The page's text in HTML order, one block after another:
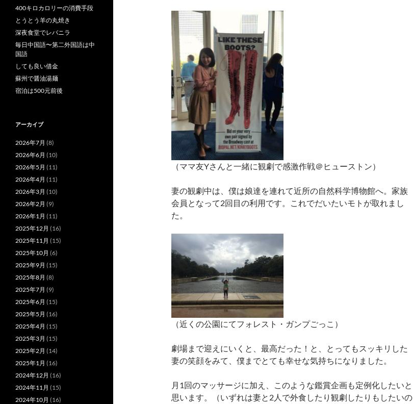
（ママ友Yさんと一緒に観劇で感激作戦＠ヒューストン）
妻の観劇中は、僕は娘達を連れて近所の自然科学博物館へ。家族
会員となって2回目の利用です。これでだいたいモトが取れまし
た。
（近くの公園にてフォレスト・ガンプごっこ）
劇場まで迎えにいくと、最高だった！と、とってもスッキリした
妻の笑顔をみて、僕までとても幸せな気持ちになりました。
月1回のマッサージに加え、このような鑑賞企画も定例化したいと
思います。（いずれは妻と2人で外食したり観劇したりもしたいの
400キロカロリーの消費手段
とうとう羊の丸焼き
深夜食堂でレバニラ
毎日中国語〜第二外国語は中
国語
しても良い借金
蘇州で醤油湯麺
宿泊は500元前後
アーカイブ
2026年7月 (8)
2026年6月 (10)
2026年5月 (11)
2026年4月 (11)
2026年3月 (10)
2026年2月 (9)
2026年1月 (11)
2025年12月 (16)
2025年11月 (15)
2025年10月 (6)
2025年9月 (15)
2025年8月 (8)
2025年7月 (9)
2025年6月 (15)
2025年5月 (16)
2025年4月 (15)
2025年3月 (15)
2025年2月 (14)
2025年1月 (16)
2024年12月 (16)
2024年11月 (15)
2024年10月 (16)